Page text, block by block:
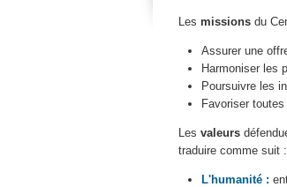
Les missions du
Assurer une
Harmoniser les
Poursuivre les
Favoriser
Les valeurs
traduire comme suit :
L'humanité :